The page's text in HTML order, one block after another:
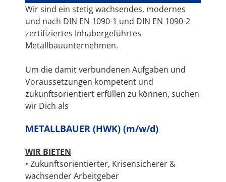
Wir sind ein stetig wachsendes, modernes
und nach DIN EN 1090-1 und DIN EN 1090-2
zertifiziertes Inhabergeführtes
Metallbauunternehmen.
Um die damit verbundenen Aufgaben und
Voraussetzungen kompetent und
zukunftsorientiert erfüllen zu können, suchen
wir Dich als
METALLBAUER (HWK) (m/w/d)
WIR BIETEN
• Zukunftsorientierter, Krisensicherer &
wachsender Arbeitgeber